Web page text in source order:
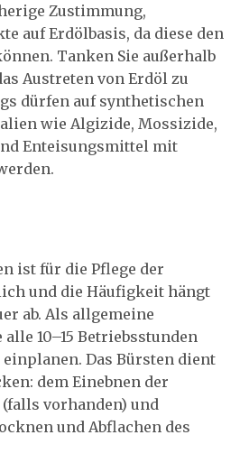
Zustimmung,
auf Erdölbasis, da diese den
Tanken Sie außerhalb
Austreten von Erdöl zu
dürfen auf synthetischen
wie Algizide, Mossizide,
Enteisungsmittel mit
ist für die Pflege der
und die Häufigkeit hängt
ab. Als allgemeine
10–15 Betriebsstunden
einplanen. Das Bürsten dient
dem Einebnen der
(falls vorhanden) und
und Abflachen des